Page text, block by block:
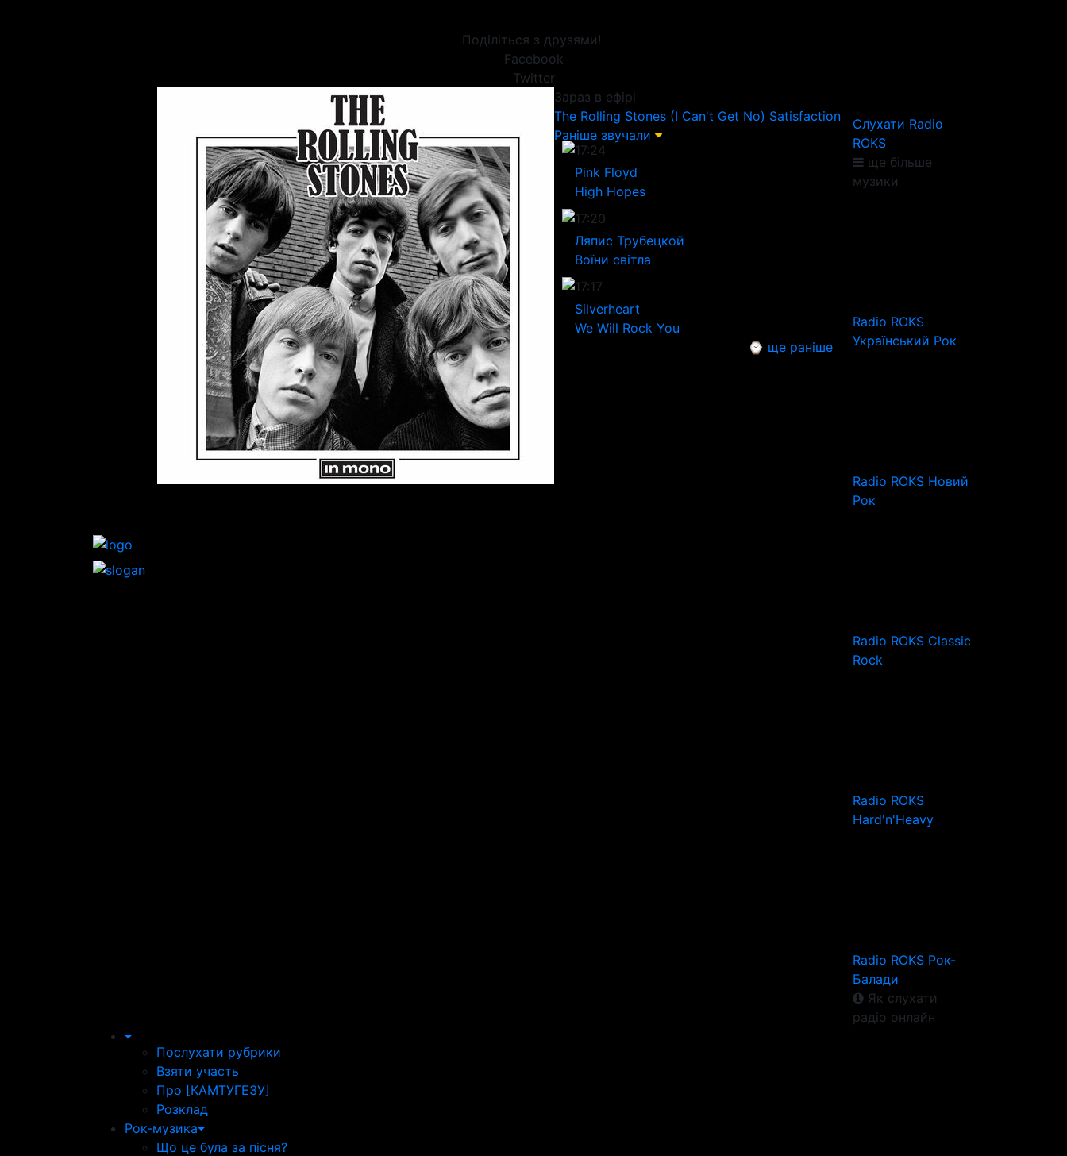
Поділіться з друзями!
Facebook
Twitter
Зараз в ефірі
The Rolling Stones (I Can't Get No) Satisfaction
Раніше звучали
17:24
Pink Floyd
High Hopes
17:20
Ляпис Трубецкой
Воїни світла
17:17
Silverheart
We Will Rock You
⌚ ще раніше
Слухати Radio
ROKS
ще більше
музики
Radio ROKS
Український Рок
Radio ROKS Новий
Рок
Radio ROKS Classic
Rock
Radio ROKS
Hard'n'Heavy
Radio ROKS Рок-
Балади
Як слухати
радіо онлайн
Послухати рубрики
Взяти участь
Про [КАМТУГЕЗУ]
Розклад
Рок-музика
Що це була за пісня?